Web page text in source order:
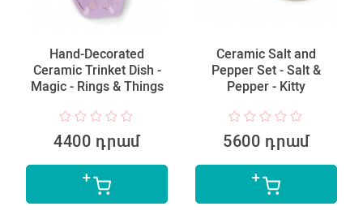
Hand-Decorated
Ceramic Trinket Dish -
Magic - Rings & Things
4400 դրամ
Ceramic Salt and
Pepper Set - Salt &
Pepper - Kitty
5600 դրամ